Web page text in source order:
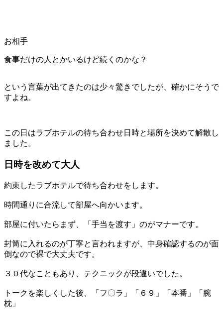
お相手
食事だけの人とかいるけど続くのかな？
という言葉が出てきたのは少々驚きでしたが、確かにそうで
すよね。
この日はラブホテルの待ち合わせ日時と場所を決めて解散し
ました。
日時を改めて大人
約束したラブホテルで待ち合わせをします。
時間通りに合流して部屋へ向かいます。
部屋に付いたらまず、「手当を渡す」のがマナーです。
封筒に入れるのが丁寧と言われますが、中身確認するのが面
倒なので裸で大丈夫です。
３０代なこともあり、テクニックが段違いでした。
トークを楽しくした後、「フ〇ラ」「６９」「本番」「腕
枕」